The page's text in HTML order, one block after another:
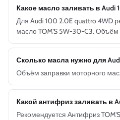
Какое масло заливать в Audi
Для Audi 100 2.0E quattro 4WD
масло TOM'S 5W-30-C3. Объём
Сколько масла нужно для
Объём заправки моторного
Какой антифриз заливать в
Рекомендуется Антифриз